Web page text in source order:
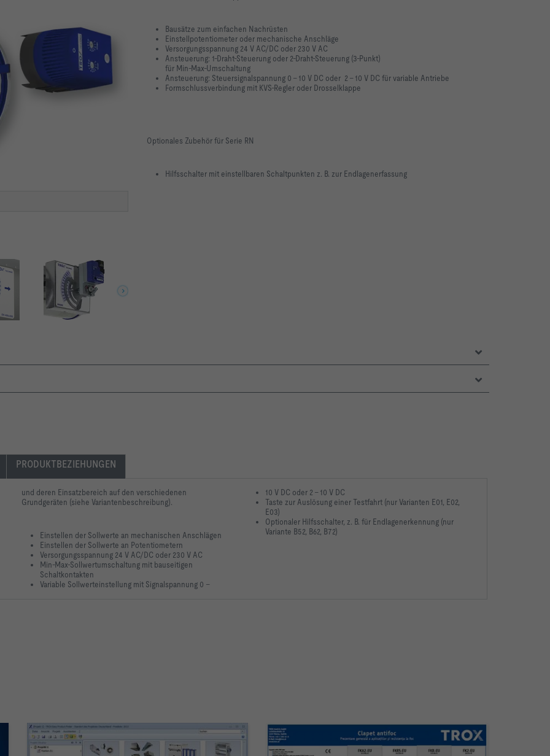
Bausätze zum einfachen Nachrüsten
Einstellpotentiometer oder mechanische Anschläge
Versorgungsspannung 24 V AC/DC oder 230 V AC
Ansteuerung: 1-Draht-Steuerung oder 2-Draht-Steuerung (3-Punkt)
für Min-Max-Umschaltung
Ansteuerung: Steuersignalspannung 0 – 10 V DC oder 2 – 10 V DC für variable Antriebe
Formschlussverbindung mit KVS-Regler oder Drosselklappe
Optionales Zubehör für Serie RN
Hilfsschalter mit einstellbaren Schaltpunkten z. B. zur Endlagenerfassung
PRODUKTBEZIEHUNGEN
und deren Einsatzbereich auf den verschiedenen
Grundgeräten (siehe Variantenbeschreibung).
Einstellen der Sollwerte an mechanischen Anschlägen
Einstellen der Sollwerte an Potentiometern
Versorgungsspannung 24 V AC/DC oder 230 V AC
Min-Max-Sollwertumschaltung mit bauseitigen
Schaltkontakten
Variable Sollwerteinstellung mit Signalspannung 0 –
10 V DC oder 2 – 10 V DC
Taste zur Auslösung einer Testfahrt (nur Varianten E01, E02,
E03)
Optionaler Hilfsschalter, z. B. für Endlagenerkennung (nur
Variante B52, B62, B72)